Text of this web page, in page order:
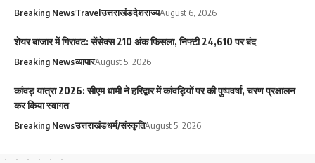
Breaking NewsTravelउत्तराखंडदेशराज्यAugust 6, 2026
शेयर बाजार में गिरावट: सेंसेक्स 210 अंक फिसला, निफ्टी 24,610 पर बंद
Breaking Newsव्यापारAugust 5, 2026
कांवड़ यात्रा 2026: सीएम धामी ने हरिद्वार में कांवड़ियों पर की पुष्पवर्षा, चरण प्रक्षालन
कर किया स्वागत
Breaking Newsउत्तराखंडधर्म/संस्कृतिAugust 5, 2026